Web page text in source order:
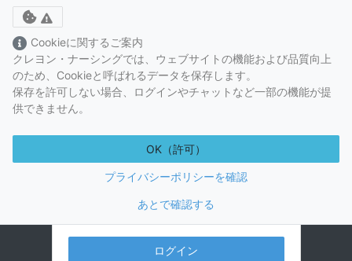
Toggle cookie consent banner
Cookieに関するご案内
クレヨン・ナーシングでは、ウェブサイトの機能および品質向上
のため、Cookieと呼ばれるデータを保存します。
保存を許可しない場合、ログインやチャットなど一部の機能が提
供できません。
OK（許可）
プライバシーポリシーを確認
あとで確認する
ログイン
解剖生理講座 1時限目